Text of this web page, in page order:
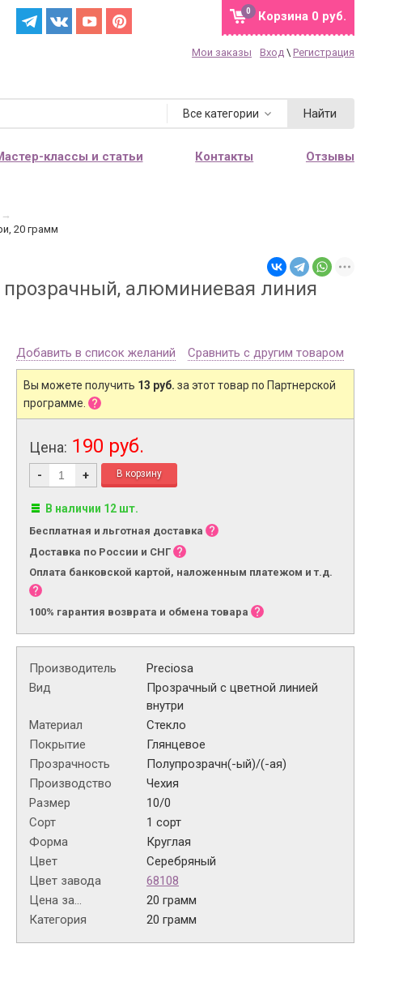
Корзина 0 руб.
0
Мои заказы Вход \ Регистрация
Все категории Найти
классы и статьи Контакты Отзывы
→
20 грамм
прозрачный, алюминиевая линия
Добавить в список желаний Сравнить с другим товаром
Вы можете получить 13 руб. за этот товар по Партнерской
программе.
Цена: 190 руб.
- +
В наличии 12 шт.
Бесплатная и льготная доставка
Доставка по России и СНГ
Оплата банковской картой, наложенным платежом и т.д.
100% гарантия возврата и обмена товара
Производитель
Preciosa
Вид
Прозрачный с цветной линией
внутри
Материал
Стекло
Покрытие
Глянцевое
Прозрачность
Полупрозрачн(-ый)/(-ая)
Производство
Чехия
Размер
10/0
Сорт
1 сорт
Форма
Круглая
Цвет
Серебряный
Цвет завода
68108
Цена за...
20 грамм
Категория
20 грамм